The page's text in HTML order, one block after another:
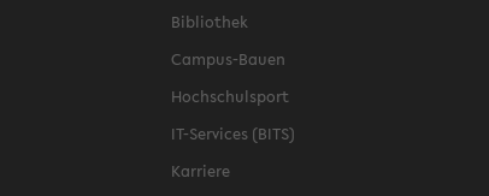
Bibliothek
Campus-Bauen
Hochschulsport
IT-Services (BITS)
Karriere